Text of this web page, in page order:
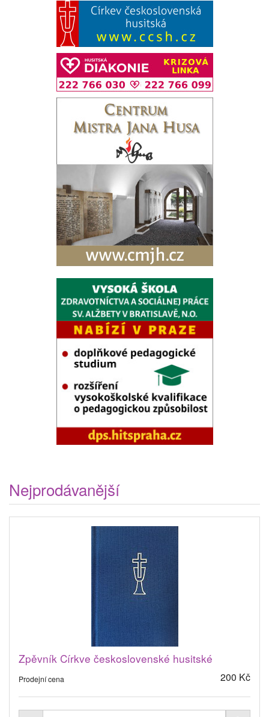
Nejprodávanější
Zpěvník Církve československé husitské
Prodejní cena 200 Kč